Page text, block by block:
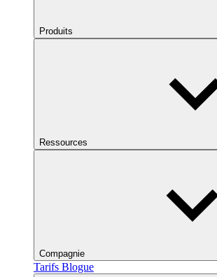
Produits
Ressources
Compagnie
Tarifs Blogue